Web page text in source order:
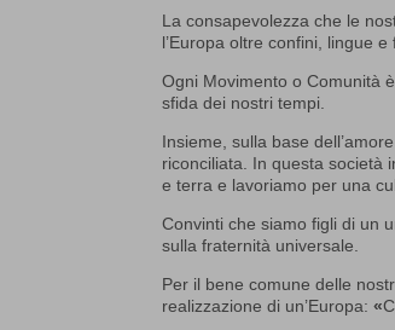
La consapevolezza che le
l’Europa oltre confini, lingue
Ogni Movimento o Comunità
sfida dei nostri tempi.
Insieme, sulla base
riconciliata. In questa società
e terra e lavoriamo per una
Convinti che siamo figli di un
sulla fraternità universale.
Per il bene comune delle
realizzazione di un’Europa:«